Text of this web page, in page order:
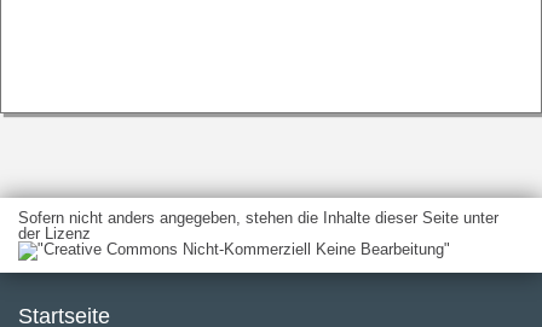
Sofern nicht anders angegeben, stehen die Inhalte dieser Seite unter
der Lizenz
Startseite